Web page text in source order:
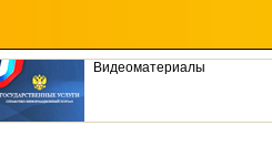
Видеоматериалы